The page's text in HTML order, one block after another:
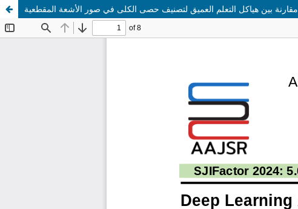
مقارنة بين هياكل التعلم العميق لتصنيف حصى الكلى في صور الأشعة المقطعية